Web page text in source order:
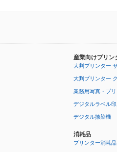
産業向けプリン
大判プリンター
大判プリンター
業務用写真・プ
デジタルラベル
デジタル捺染機
消耗品
プリンター消耗品